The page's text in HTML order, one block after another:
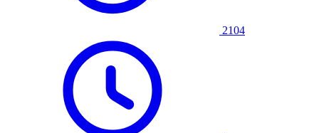
2104